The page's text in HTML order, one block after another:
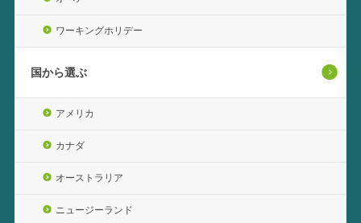
ワーキングホリデー
国から選ぶ
アメリカ
カナダ
オーストラリア
ニュージーランド